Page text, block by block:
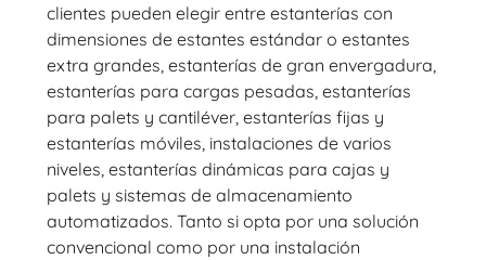
clientes pueden elegir entre estanterías con
dimensiones de estantes estándar o estantes
extra grandes, estanterías de gran envergadura,
estanterías para cargas pesadas, estanterías
para palets y cantiléver, estanterías fijas y
estanterías móviles, instalaciones de varios
niveles, estanterías dinámicas para cajas y
palets y sistemas de almacenamiento
automatizados. Tanto si opta por una solución
convencional como por una instalación